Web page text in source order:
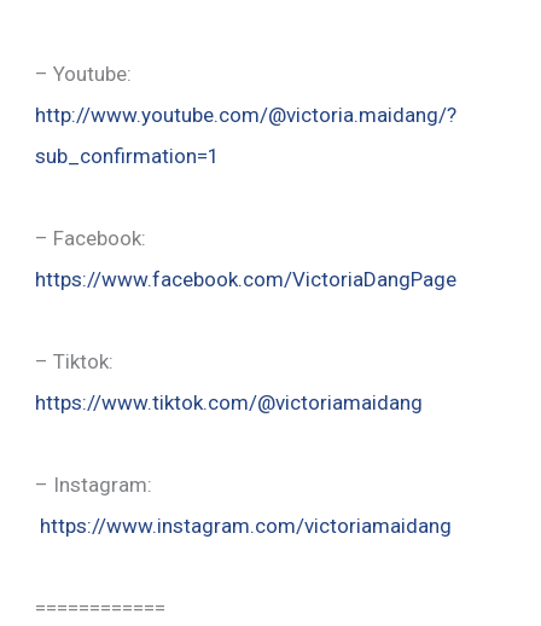
– Youtube:
http://www.youtube.com/@victoria.maidang/?
sub_confirmation=1
– Facebook:
https://www.facebook.com/VictoriaDangPage
– Tiktok:
https://www.tiktok.com/@victoriamaidang
– Instagram:
https://www.instagram.com/victoriamaidang
============